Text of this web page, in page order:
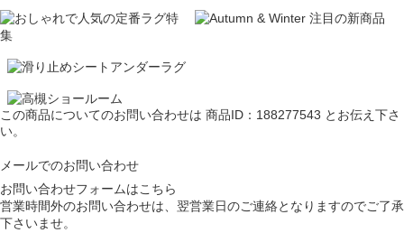
この商品についてのお問い合わせは 商品ID：188277543 とお伝え下さ
い。
メールでのお問い合わせ
お問い合わせフォームはこちら
営業時間外のお問い合わせは、翌営業日のご連絡となりますのでご了承
下さいませ。